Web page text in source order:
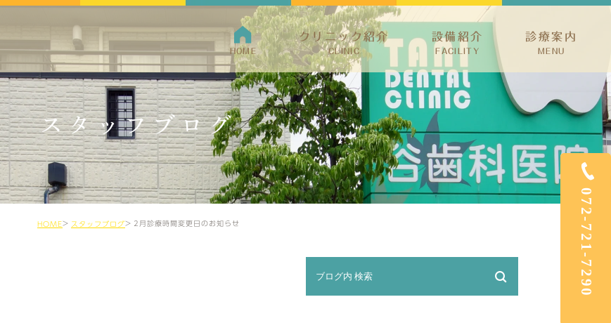
HOME
クリニック紹介
CLINIC
クリニック紹介
院長紹介
設備紹介
FACILITY
診療案内
MENU
予防治療・歯周病・小児歯科
根管治療・親知らず
ホワイトニング・審美治療
矯正歯科
スタッフブログ
HOME スタッフブログ 2月診療時間変更日のお知らせ